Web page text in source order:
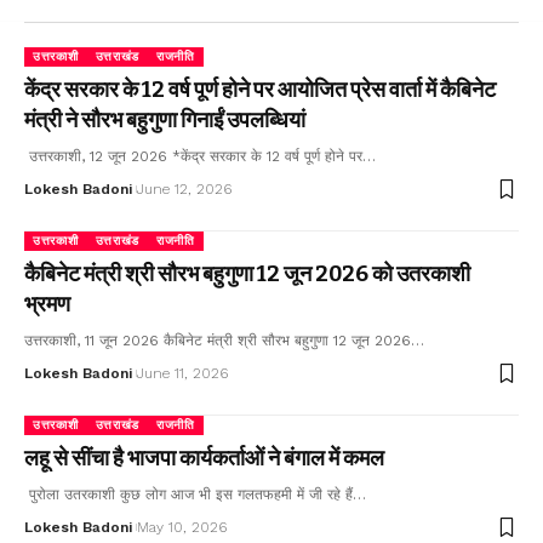
उत्तरकाशी उत्तराखंड राजनीति
केंद्र सरकार के 12 वर्ष पूर्ण होने पर आयोजित प्रेस वार्ता में कैबिनेट
मंत्री ने सौरभ बहुगुणा गिनाईं उपलब्धियां
उत्तरकाशी, 12 जून 2026 *केंद्र सरकार के 12 वर्ष पूर्ण होने पर…
Lokesh Badoni June 12, 2026
उत्तरकाशी उत्तराखंड राजनीति
कैबिनेट मंत्री श्री सौरभ बहुगुणा 12 जून 2026 को उतरकाशी
भ्रमण
उत्तरकाशी, 11 जून 2026 कैबिनेट मंत्री श्री सौरभ बहुगुणा 12 जून 2026…
Lokesh Badoni June 11, 2026
उत्तरकाशी उत्तराखंड राजनीति
लहू से सींचा है भाजपा कार्यकर्ताओं ने बंगाल में कमल
पुरोला उतरकाशी कुछ लोग आज भी इस गलतफहमी में जी रहे हैं…
Lokesh Badoni May 10, 2026